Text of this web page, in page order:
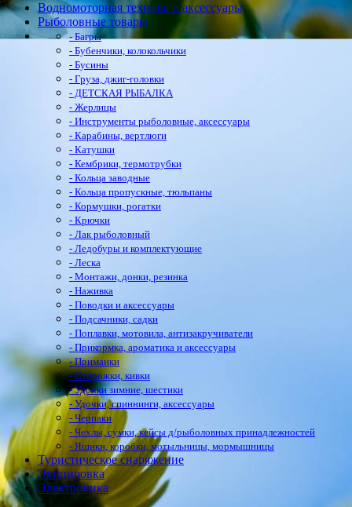
Водномоторная техника и аксессуары
Рыболовные товары
- Багры
- Бубенчики, колокольчики
- Бусины
- Груза, джиг-головки
- ДЕТСКАЯ РЫБАЛКА
- Жерлицы
- Инструменты рыболовные, аксессуары
- Карабины, вертлюги
- Катушки
- Кембрики, термотрубки
- Кольца заводные
- Кольца пропускные, тюльпаны
- Кормушки, рогатки
- Крючки
- Лак рыболовный
- Ледобуры и комплектующие
- Леска
- Монтажи, донки, резинка
- Наживка
- Поводки и аксессуары
- Подсачники, садки
- Поплавки, мотовила, антизакручиватели
- Прикормка, ароматика и аксессуары
- Приманки
- Сторожки, кивки
- Удочки зимние, шестики
- Удочки, спиннинги, аксессуары
- Черпаки
- Чехлы, сумки, кейсы д/рыболовных принадлежностей
- Ящики, коробки, мотыльницы, мормышницы
Туристическое снаряжение
Экипировка
Электроника